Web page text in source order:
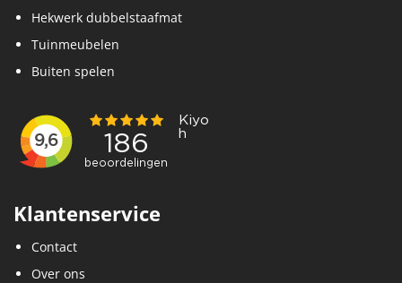
Hekwerk dubbelstaafmat
Tuinmeubelen
Buiten spelen
Klantenservice
Contact
Over ons